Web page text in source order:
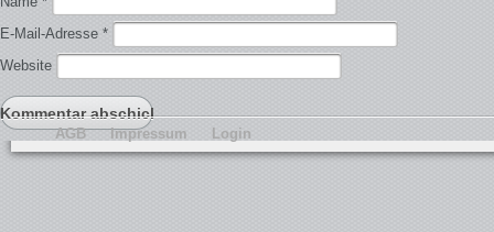
E-Mail-Adresse *
Website
AGB Impressum Login